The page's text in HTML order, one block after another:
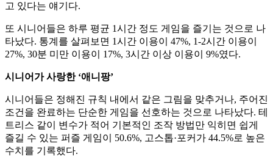
고 있다는 얘기다.
또 시니어들은 하루 평균 1시간 정도 게임을 즐기는 것으로 나
타났다. 통계를 살펴보면 1시간 이용이 47%, 1-2시간 이용이
27%, 30분 미만 이용이 17%, 3시간 이상 이용이 9%였다.
시니어가 사랑한 ‘애니팡’
시니어들은 정해진 규칙 내에서 같은 그림을 맞추거나, 주어진
조건을 완료하는 단순한 게임을 선호하는 것으로 나타났다. 테
트리스 같이 변수가 적어 기본적인 조작 방법만 익히면 쉽게
즐길 수 있는 퍼즐 게임이 50.6%, 고스톱·포커가 44.5%로 높은
수치를 기록했다.